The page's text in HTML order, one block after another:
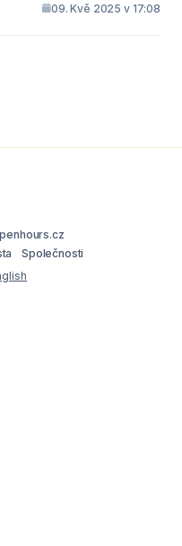
09. Kvě 2025 v 17:08
Společnosti